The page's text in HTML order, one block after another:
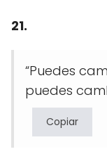
21.
“Puedes
puedes
Copiar